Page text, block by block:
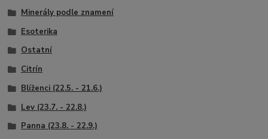
Minerály podle znamení
Esoterika
Ostatní
Citrín
Blíženci (22.5. - 21.6.)
Lev (23.7. - 22.8.)
Panna (23.8. - 22.9.)